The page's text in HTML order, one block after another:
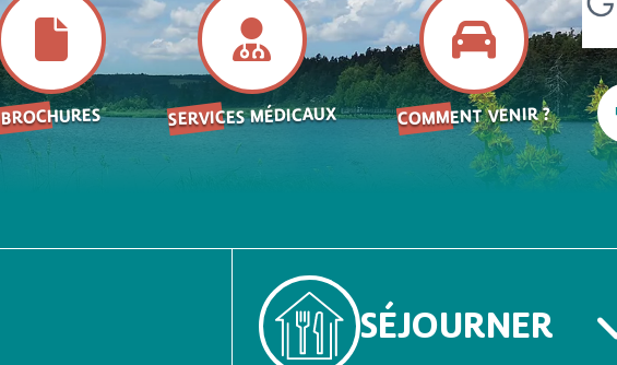
BROCHURES SERVICES MÉDICAUX COMMENT VENIR ?
SÉJOURNER